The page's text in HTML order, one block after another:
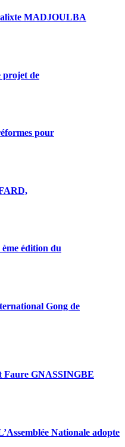
MADJOULBA
projet de
pour
édition du
Gong de
Faure GNASSINGBE
Nationale adopte